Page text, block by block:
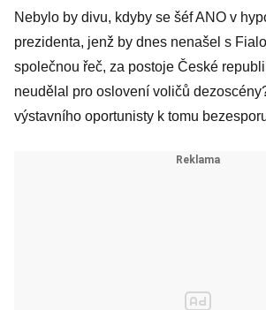
Nebylo by divu, kdyby se šéf ANO v
prezidenta, jenž by dnes nenašel s
společnou řeč, za postoje České
neudělal pro oslovení voličů
výstavního oportunisty k tomu